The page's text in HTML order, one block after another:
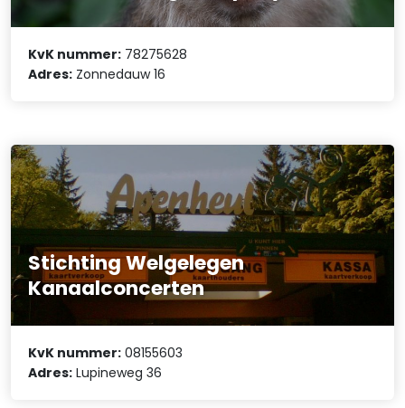
KvK nummer: 78275628
Adres: Zonnedauw 16
Stichting Welgelegen
Kanaalconcerten
KvK nummer: 08155603
Adres: Lupineweg 36